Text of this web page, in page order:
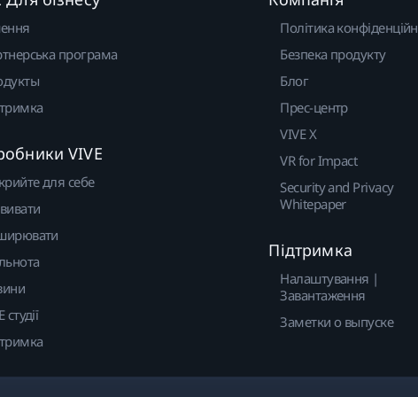
програма
VIVE
для себе
студії
Політика
Безпека продукту
Блог
Прес-центр
VIVE X
VR for Impact
Security and Privacy
Whitepaper
Підтримка
Налаштування |
Завантаження
Заметки о выпуске